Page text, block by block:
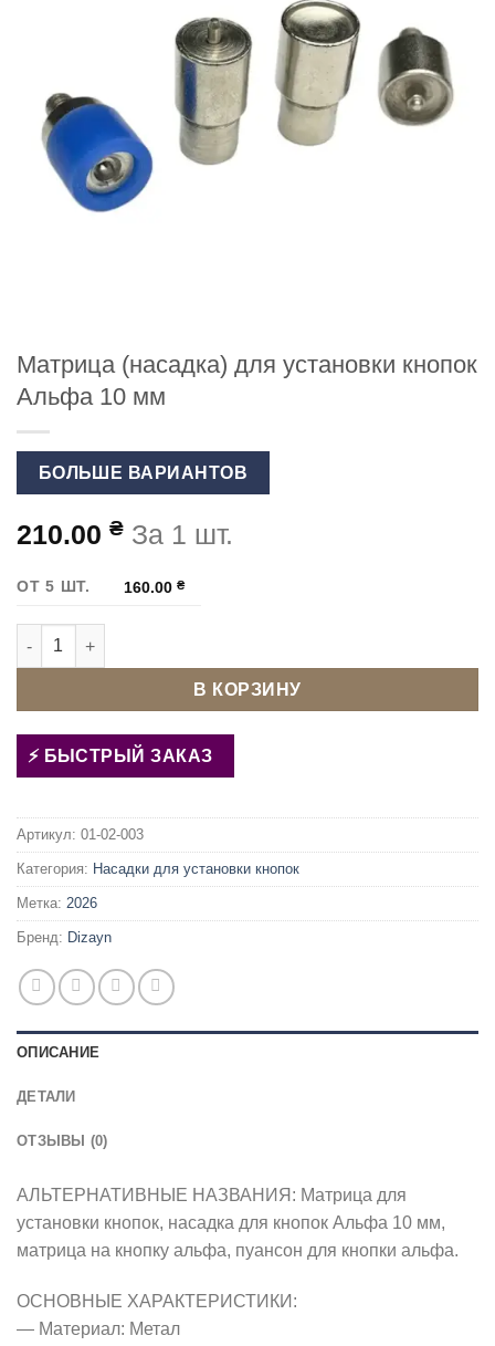
Матрица (насадка) для установки кнопок
Альфа 10 мм
БОЛЬШЕ ВАРИАНТОВ
210.00 ₴ За 1 шт.
ОТ 5 ШТ. 160.00₴
Количество товара Матрица (насадка) для установки
В КОРЗИНУ
БЫСТРЫЙ ЗАКАЗ
Артикул: 01-02-003
Категория: Насадки для установки кнопок
Метка: 2026
Бренд: Dizayn
ОПИСАНИЕ
ДЕТАЛИ
ОТЗЫВЫ (0)
АЛЬТЕРНАТИВНЫЕ НАЗВАНИЯ: Матрица для
установки кнопок, насадка для кнопок Альфа 10 мм,
матрица на кнопку альфа, пуансон для кнопки альфа.
ОСНОВНЫЕ ХАРАКТЕРИСТИКИ:
— Материал: Метал